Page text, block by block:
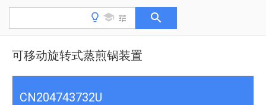
可移动旋转式蒸煎锅装置
CN204743732U